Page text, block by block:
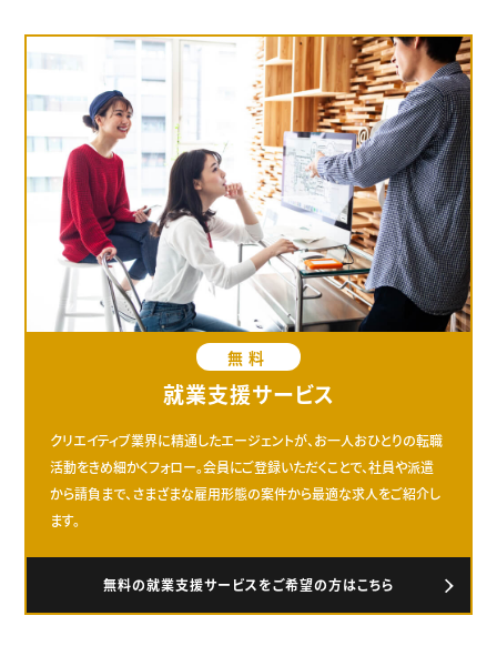
無料
就業支援サービス
クリエイティブ業界に精通したエージェントが、お一人おひとりの転職
活動をきめ細かくフォロー。会員にご登録いただくことで、社員や派遣
から請負まで、さまざまな雇用形態の案件から最適な求人をご紹介し
ます。
無料の就業支援サービスをご希望の方はこちら